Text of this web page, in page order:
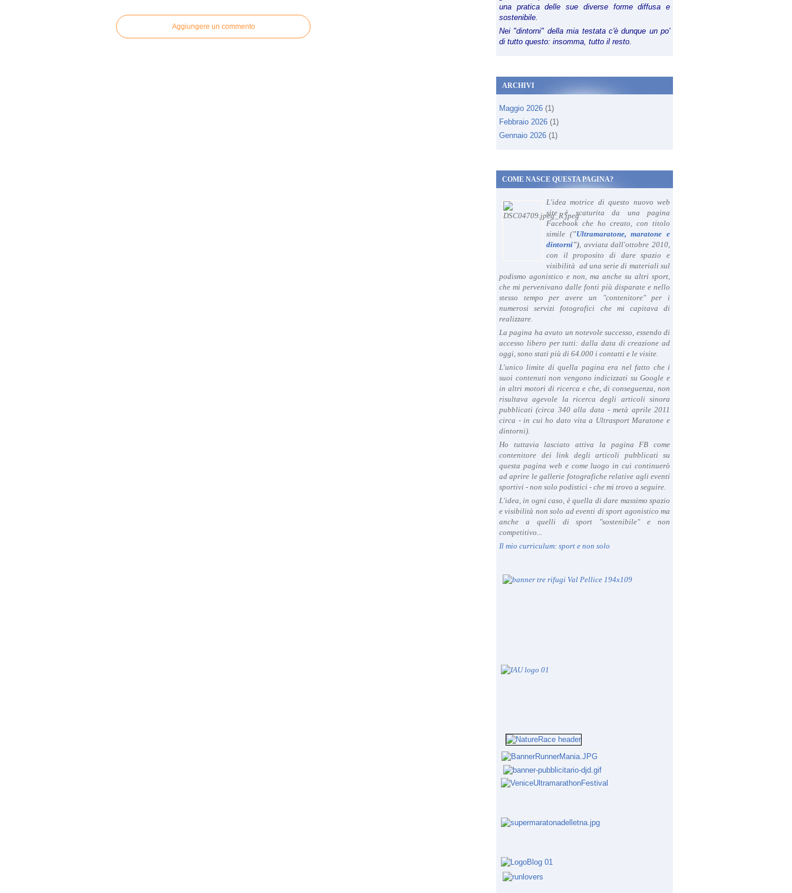
Aggiungere un commento
una pratica delle sue diverse forme diffusa e
sostenibile.
Nei "dintorni" della mia testata c'è dunque un po'
di tutto questo: insomma, tutto il resto.
ARCHIVI
Maggio 2026 (1)
Febbraio 2026 (1)
Gennaio 2026 (1)
COME NASCE QUESTA PAGINA?
L'idea motrice di questo nuovo web
site è scaturita da una pagina
Facebook che ho creato, con titolo
simile ("Ultramaratone, maratone e
dintorni"), avviata dall'ottobre 2010,
con il proposito di dare spazio e
visibilità ad una serie di materiali sul
podismo agonistico e non, ma anche su altri sport,
che mi pervenivano dalle fonti più disparate e nello
stesso tempo per avere un "contenitore" per i
numerosi servizi fotografici che mi capitava di
realizzare.
La pagina ha avuto un notevole successo, essendo di
accesso libero per tutti: dalla data di creazione ad
oggi, sono stati più di 64.000 i contatti e le visite.
L'unico limite di quella pagina era nel fatto che i
suoi contenuti non vengono indicizzati su Google e
in altri motori di ricerca e che, di conseguenza, non
risultava agevole la ricerca degli articoli sinora
pubblicati (circa 340 alla data - metà aprile 2011
circa - in cui ho dato vita a Ultrasport Maratone e
dintorni).
Ho tuttavia lasciato attiva la pagina FB come
contenitore dei link degli articoli pubblicati su
questa pagina web e come luogo in cui continuerò
ad aprire le gallerie fotografiche relative agli eventi
sportivi - non solo podistici - che mi trovo a seguire.
L'idea, in ogni caso, è quella di dare massimo spazio
e visibilità non solo ad eventi di sport agonistico ma
anche a quelli di sport "sostenibile" e non
competitivo...
Il mio curriculum: sport e non solo